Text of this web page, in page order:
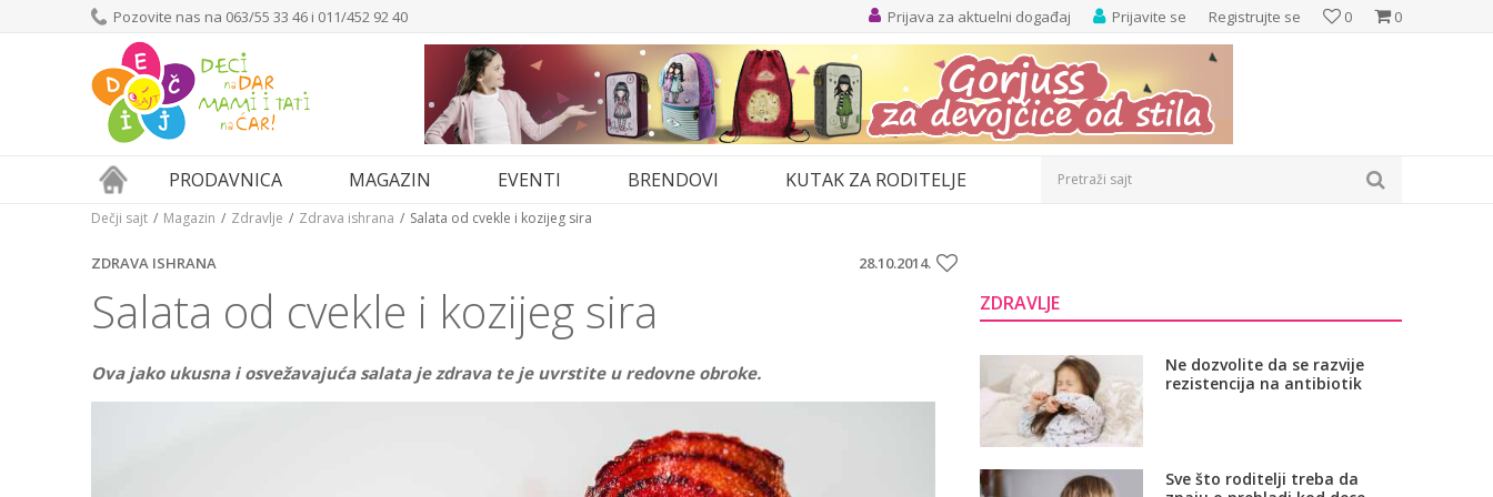
Pozovite nas na 063/55 33 46 i 011/452 92 40 0
0
Prijavite se Registrujte se
Prijava za aktuelni događaj
PRODAVNICA MAGAZIN EVENTI BRENDOVI KUTAK ZA RODITELJE Pretraži sajt
Dečji sajt Magazin Zdravlje Zdrava ishrana Salata od cvekle i kozijeg sira
ZDRAVA ISHRANA 28.10.2014.
Salata od cvekle i kozijeg sira
Ova jako ukusna i osvežavajuća salata je zdrava te je uvrstite u redovne obroke.
ZDRAVLJE
Ne dozvolite da se razvije
rezistencija na antibiotik
Sve što roditelji treba da